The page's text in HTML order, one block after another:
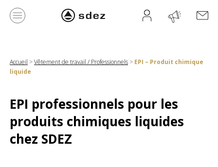
Accueil >Vêtement de travail / Professionnels > EPI – Produit chimique
liquide
EPI professionnels pour les
produits chimiques liquides
chez SDEZ